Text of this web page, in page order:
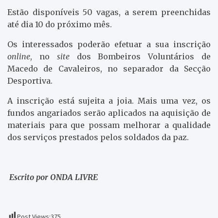
Estão disponíveis 50 vagas, a serem preenchidas
até dia 10 do próximo mês.
Os interessados poderão efetuar a sua inscrição
online, no sitedos Bombeiros Voluntários de
Macedo de Cavaleiros, no separador da Secção
Desportiva.
A inscrição está sujeita a joia. Mais uma vez, os
fundos angariados serão aplicados na aquisição de
materiais para que possam melhorar a qualidade
dos serviços prestados pelos soldados da paz.
Escrito por ONDA LIVRE